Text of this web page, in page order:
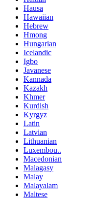
Hausa
Hawaiian
Hebrew
Hmong
Hungarian
Icelandic
Igbo
Javanese
Kannada
Kazakh
Khmer
Kurdish
Kyrgyz
Latin
Latvian
Lithuanian
Luxembou..
Macedonian
Malagasy
Malay
Malayalam
Maltese